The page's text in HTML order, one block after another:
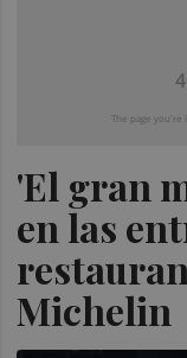
'El gran
en las
Michelin